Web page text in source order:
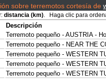
sobre terremotos cortesía de
distancia (km). Haga clic para
Descripción
Terremoto pequeño - AUSTRIA -
Terremoto pequeño - NEAR THE
Terremoto pequeño - WESTERN
Terremoto pequeño - WESTERN
Terremoto pequeño - WESTERN